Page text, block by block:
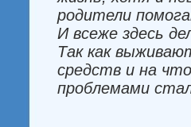
родители
И всеже здесь
Так как
средств и на
проблемами